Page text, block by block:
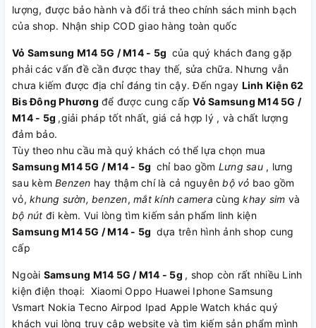
lượng, được bảo hành và đổi trả theo chính sách minh bạch
của shop. Nhận ship COD giao hàng toàn quốc
Vỏ Samsung M14 5G / M14 - 5g của quý khách đang gặp
phải các vấn đề cần được thay thế, sửa chữa. Nhưng vẫn
chưa kiếm được địa chỉ đáng tin cậy. Đến ngay Linh Kiện 62
Bis Đông Phương để được cung cấpVỏ Samsung M14 5G /
M14 - 5g ,giải pháp tốt nhất, giá cả hợp lý , và chất lượng
đảm bảo.
Tùy theo nhu cầu mà quý khách có thể lựa chọn mua
Samsung M14 5G / M14 - 5g chỉ bao gồm Lưng sau , lưng
sau kèm Benzen hay thậm chí là cả nguyênbộ vỏ bao gồm
vỏ, khung sườn, benzen, mắt kính camera cùngkhay sim và
bộ nút đi kèm. Vui lòng tìm kiếm sản phẩm linh kiện
Samsung M14 5G / M14 - 5g dựa trên hình ảnh shop cung
cấp
Ngoài Samsung M14 5G / M14 - 5g , shop còn rất nhiều Linh
kiện điện thoại: Xiaomi Oppo Huawei Iphone Samsung
Vsmart Nokia Tecno Airpod Ipad Apple Watch khác quý
khách vui lòng truy cập website và tìm kiếm sản phẩm mình